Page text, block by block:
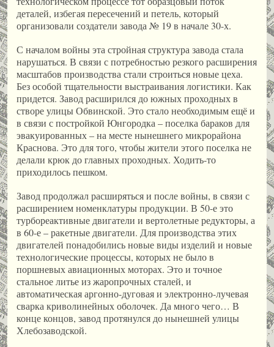
деталей, избегая пересечений и петель, который
организовали создатели завода № 19 в начале 30-х.
С началом войны эта стройная структура завода стала
нарушаться. В связи с потребностью резкого расширения
масштабов производства стали строиться новые цеха.
Без особой тщательности выстраивания логистики. Как
придется. Завод расширился до южных проходных в
створе улицы Обвинской. Это стало необходимым ещё и
в связи с постройкой Юнгородка – поселка бараков для
эвакуированных – на месте нынешнего микрорайона
Краснова. Это для того, чтобы жители этого поселка не
делали крюк до главных проходных. Ходить-то
приходилось пешком.
Завод продолжал расширяться и после войны, в связи с
расширением номенклатуры продукции. В 50-е это
турбореактивные двигатели и вертолетные редукторы, а
в 60-е – ракетные двигатели. Для производства этих
двигателей понадобились новые виды изделий и новые
технологические процессы, которых не было в
поршневых авиационных моторах. Это и точное
стальное литье из жаропрочных сталей, и
автоматическая аргонно-дуговая и электронно-лучевая
сварка криволинейных оболочек. Да много чего… В
конце концов, завод протянулся до нынешней улицы
Хлебозаводской.